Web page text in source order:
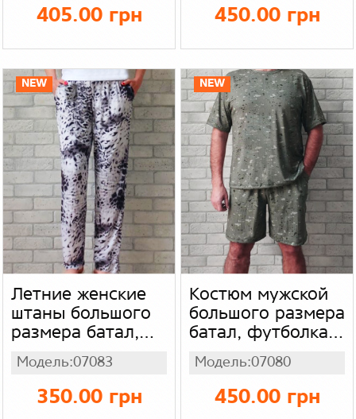
женская ночная
рубашка, масло -
холодок цвет
салатовый
405.00 грн
для мужчин
шорты с
карманами,
легкий трикотаж
цвет серый
450.00 грн
NEW
Летние женские
штаны большого
размера батал,
широкие штаны
для женщин,
(абстракция
мрамор) бамбук
Модель:07083
350.00 грн
NEW
Костюм мужской
большого размера
батал, футболка и
шорты с
карманами
летний легкий
комплект для
Модель:07080
450.00 грн